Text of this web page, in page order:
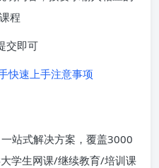
程
交即可
快速上手注意事项
一站式解决方案，覆盖3000
学生网课/继续教育/培训课